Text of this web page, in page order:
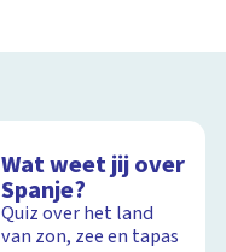
Wat weet jij over
Spanje?
Quiz over het land
van zon, zee en tapas